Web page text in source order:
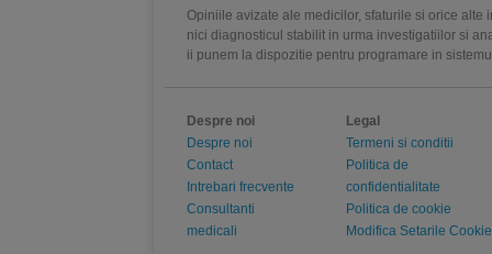
Opiniile avizate ale medicilor, sfaturile si orice
nici diagnosticul stabilit in urma investigatiilor si
ii punem la dispozitie pentru programare in
Despre noi
Despre noi
Contact
Intrebari frecvente
Consultanti
medicali
Legal
Termeni si conditii
Politica de
confidentialitate
Politica de cookie
Modifica Setarile Cookie